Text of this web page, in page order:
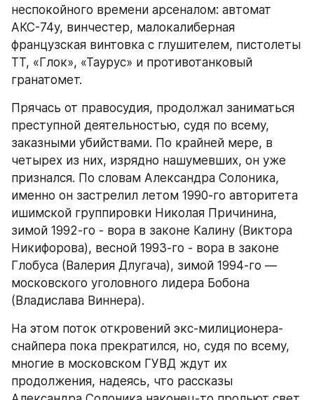
неспокойного времени арсеналом: автомат
АКС-74у, винчестер, малокалиберная
французская винтовка с глушителем, пистолеты
ТТ, «Глок», «Таурус» и противотанковый
гранатомет.
Прячась от правосудия, продолжал заниматься
преступной деятельностью, судя по всему,
заказными убийствами. По крайней мере, в
четырех из них, изрядно нашумевших, он уже
признался. По словам Александра Солоника,
именно он застрелил летом 1990-го авторитета
ишимской группировки Николая Причинина,
зимой 1992-го - вора в законе Калину (Виктора
Никифорова), весной 1993-го - вора в законе
Глобуса (Валерия Длугача), зимой 1994-го —
московского уголовного лидера Бобона
(Владислава Виннера).
На этом поток откровений экс-милиционера-
снайпера пока прекратился, но, судя по всему,
многие в московском ГУВД ждут их
продолжения, надеясь, что рассказы